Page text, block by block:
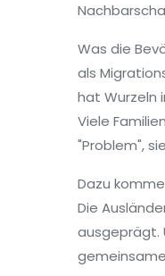
Was die
als
hat Wurzeln
Viele
"Problem",
Dazu
Die
ausgeprägt.